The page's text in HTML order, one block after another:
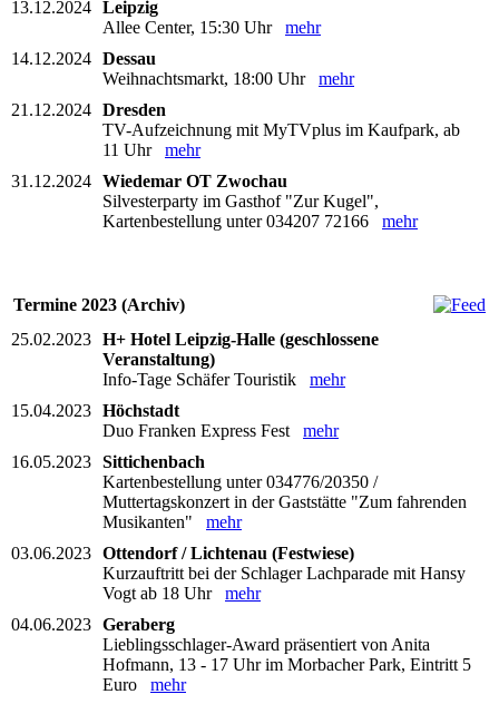
13.12.2024 Leipzig
Allee Center, 15:30 Uhr mehr
14.12.2024 Dessau
Weihnachtsmarkt, 18:00 Uhr mehr
21.12.2024 Dresden
TV-Aufzeichnung mit MyTVplus im Kaufpark, ab
11 Uhr mehr
31.12.2024 Wiedemar OT Zwochau
Silvesterparty im Gasthof "Zur Kugel",
Kartenbestellung unter 034207 72166 mehr
Termine 2023 (Archiv)
25.02.2023 H+ Hotel Leipzig-Halle (geschlossene
Veranstaltung)
Info-Tage Schäfer Touristik mehr
15.04.2023 Höchstadt
Duo Franken Express Fest mehr
16.05.2023 Sittichenbach
Kartenbestellung unter 034776/20350 /
Muttertagskonzert in der Gaststätte "Zum fahrenden
Musikanten" mehr
03.06.2023 Ottendorf / Lichtenau (Festwiese)
Kurzauftritt bei der Schlager Lachparade mit Hansy
Vogt ab 18 Uhr mehr
04.06.2023 Geraberg
Lieblingsschlager-Award präsentiert von Anita
Hofmann, 13 - 17 Uhr im Morbacher Park, Eintritt 5
Euro mehr